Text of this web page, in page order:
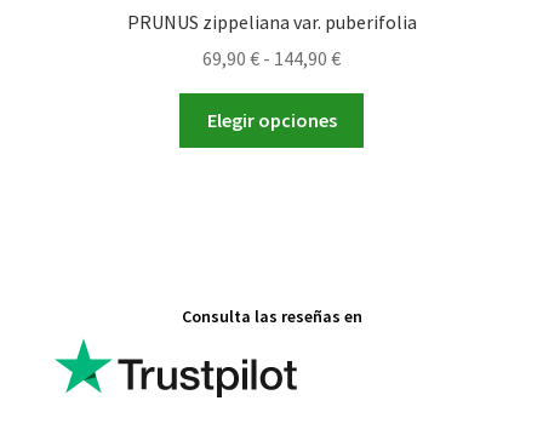
PRUNUS zippeliana var. puberifolia
69,90 € - 144,90 €Rango
de
desde
Elegir opciones
Consulta las reseñas en